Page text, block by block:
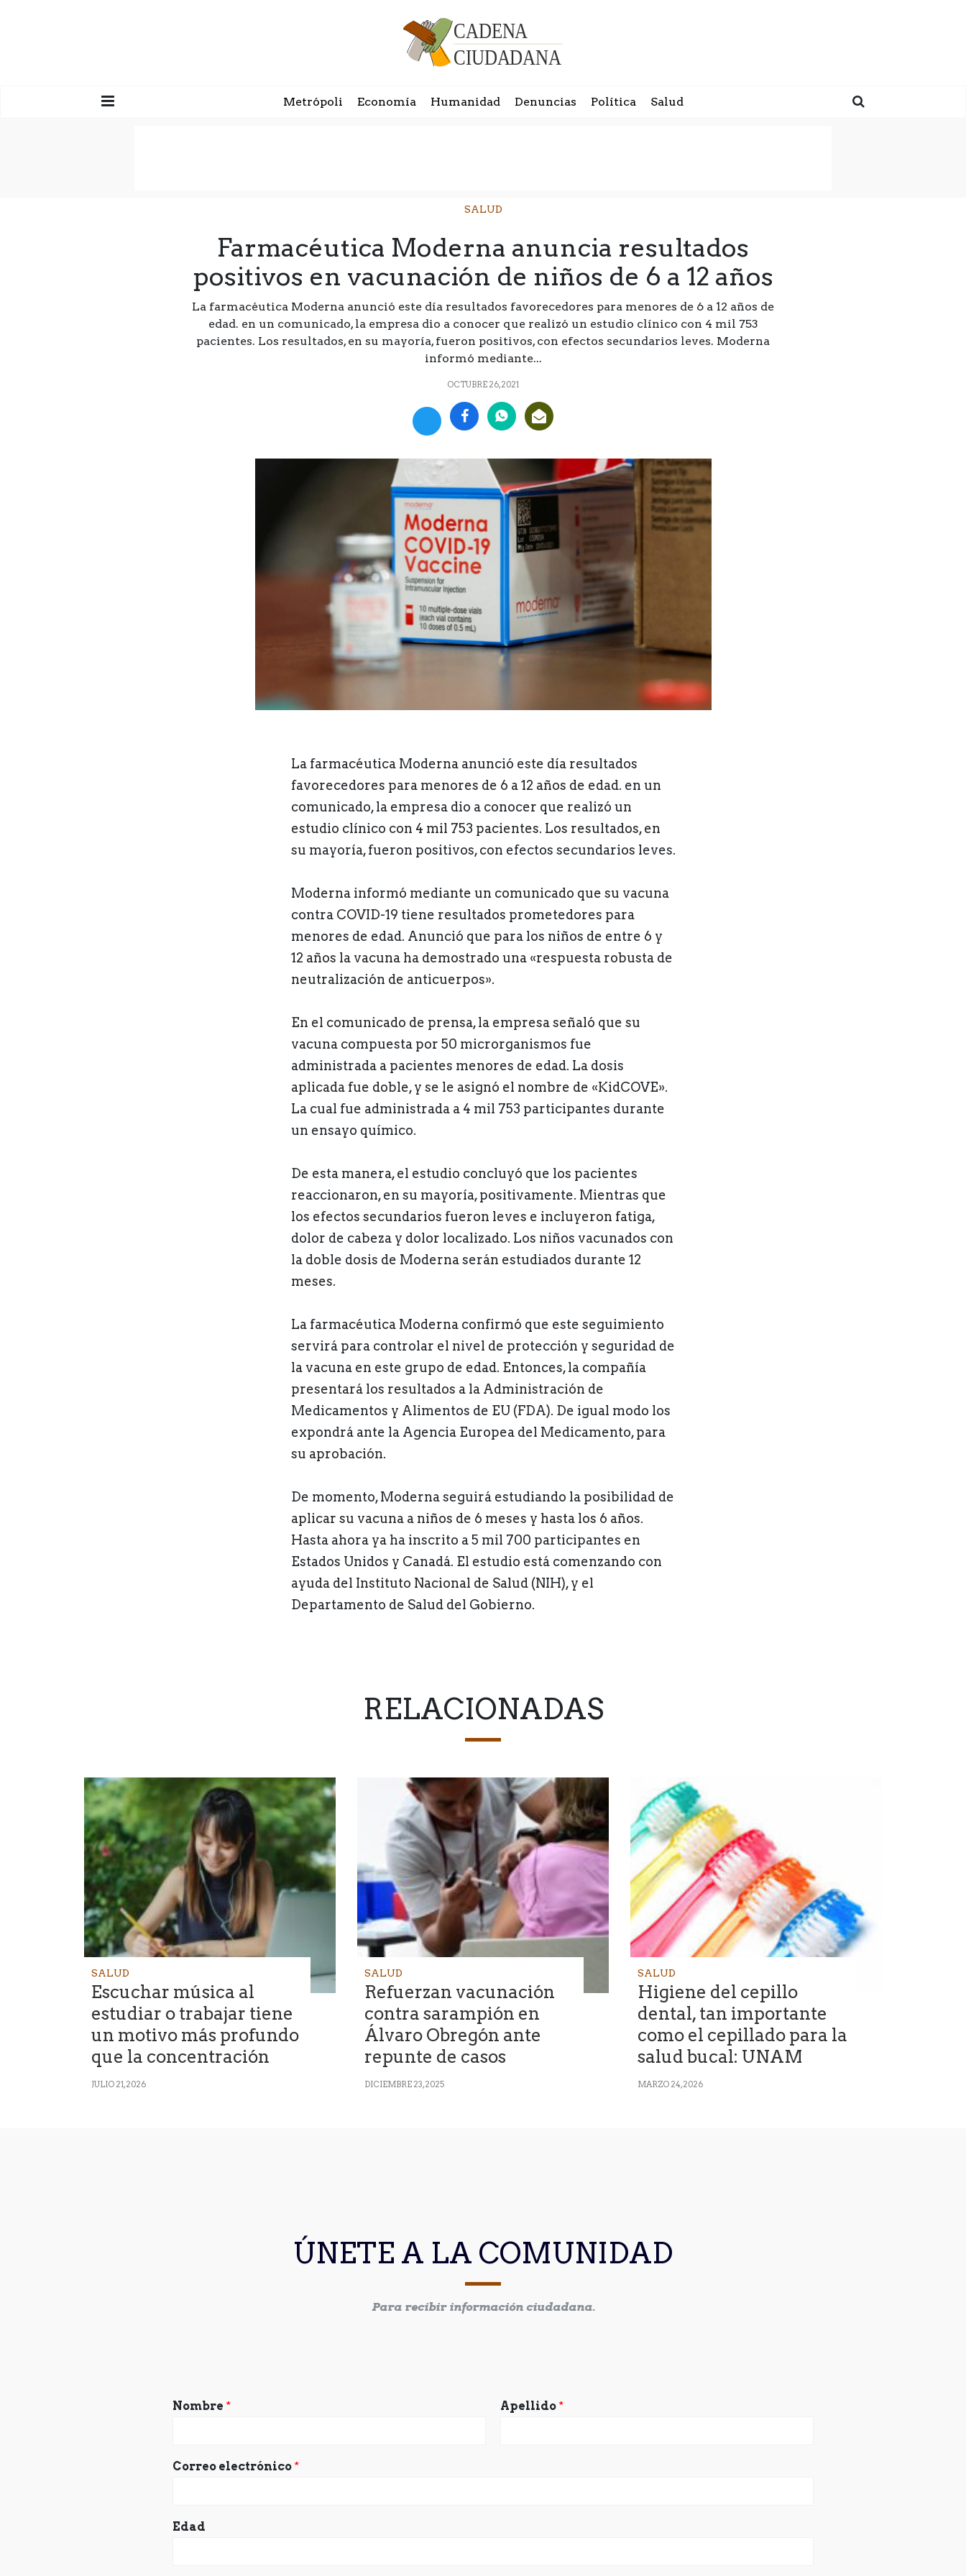
Metrópoli Economía Humanidad Denuncias Política Salud
SALUD
Farmacéutica Moderna anuncia resultados
positivos en vacunación de niños de 6 a 12 años
La farmacéutica Moderna anunció este día resultados favorecedores para menores de 6 a 12 años de
edad. en un comunicado, la empresa dio a conocer que realizó un estudio clínico con 4 mil 753
pacientes. Los resultados, en su mayoría, fueron positivos, con efectos secundarios leves. Moderna
informó mediante...
OCTUBRE 26, 2021
La farmacéutica Moderna anunció este día resultados
favorecedores para menores de 6 a 12 años de edad. en un
comunicado, la empresa dio a conocer que realizó un
estudio clínico con 4 mil 753 pacientes. Los resultados, en
su mayoría, fueron positivos, con efectos secundarios leves.
Moderna informó mediante un comunicado que su vacuna
contra COVID-19 tiene resultados prometedores para
menores de edad. Anunció que para los niños de entre 6 y
12 años la vacuna ha demostrado una «respuesta robusta de
neutralización de anticuerpos».
En el comunicado de prensa, la empresa señaló que su
vacuna compuesta por 50 microrganismos fue
administrada a pacientes menores de edad. La dosis
aplicada fue doble, y se le asignó el nombre de «KidCOVE».
La cual fue administrada a 4 mil 753 participantes durante
un ensayo químico.
De esta manera, el estudio concluyó que los pacientes
reaccionaron, en su mayoría, positivamente. Mientras que
los efectos secundarios fueron leves e incluyeron fatiga,
dolor de cabeza y dolor localizado. Los niños vacunados con
la doble dosis de Moderna serán estudiados durante 12
meses.
La farmacéutica Moderna confirmó que este seguimiento
servirá para controlar el nivel de protección y seguridad de
la vacuna en este grupo de edad. Entonces, la compañía
presentará los resultados a la Administración de
Medicamentos y Alimentos de EU (FDA). De igual modo los
expondrá ante la Agencia Europea del Medicamento, para
su aprobación.
De momento, Moderna seguirá estudiando la posibilidad de
aplicar su vacuna a niños de 6 meses y hasta los 6 años.
Hasta ahora ya ha inscrito a 5 mil 700 participantes en
Estados Unidos y Canadá. El estudio está comenzando con
ayuda del Instituto Nacional de Salud (NIH), y el
Departamento de Salud del Gobierno.
RELACIONADAS
SALUD
Escuchar música al
estudiar o trabajar tiene
un motivo más profundo
que la concentración
JULIO 21, 2026
SALUD
Refuerzan vacunación
contra sarampión en
Álvaro Obregón ante
repunte de casos
DICIEMBRE 23, 2025
SALUD
Higiene del cepillo
dental, tan importante
como el cepillado para la
salud bucal: UNAM
MARZO 24, 2026
ÚNETE A LA COMUNIDAD
Para recibir información ciudadana.
Nombre * Apellido *
Correo electrónico *
Edad